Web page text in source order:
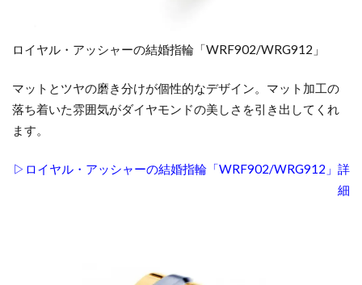
ロイヤル・アッシャーの結婚指輪「WRF902/WRG912」
マットとツヤの磨き分けが個性的なデザイン。マット加工の
落ち着いた雰囲気がダイヤモンドの美しさを引き出してくれ
ます。
▷ロイヤル・アッシャーの結婚指輪「WRF902/WRG912」詳
細